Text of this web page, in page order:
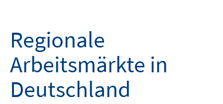
Regionale
Arbeitsmärkte in
Deutschland